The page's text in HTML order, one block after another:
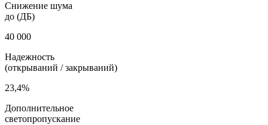
Снижение шума
до (ДБ)
40 000
Надежность
(открываний / закрываний)
23,4%
Дополнительное
светопропускание